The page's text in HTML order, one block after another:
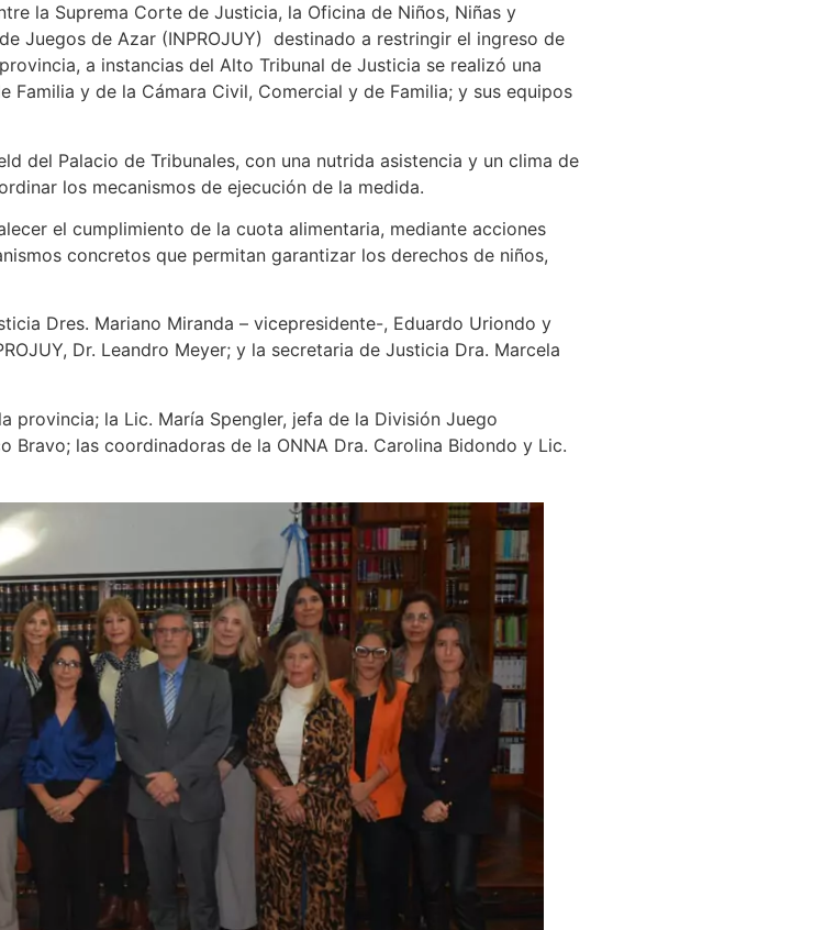
la Suprema Corte de Justicia, la Oficina de Niños, Niñas y
Juegos de Azar (INPROJUY) destinado a restringir el ingreso de
a instancias del Alto Tribunal de Justicia se realizó una
y de la Cámara Civil, Comercial y de Familia; y sus equipos
del Palacio de Tribunales, con una nutrida asistencia y un clima de
los mecanismos de ejecución de la medida.
el cumplimiento de la cuota alimentaria, mediante acciones
concretos que permitan garantizar los derechos de niños,
Dres. Mariano Miranda – vicepresidente-, Eduardo Uriondo y
Dr. Leandro Meyer; y la secretaria de Justicia Dra. Marcela
provincia; la Lic. María Spengler, jefa de la División Juego
Bravo; las coordinadoras de la ONNA Dra. Carolina Bidondo y Lic.